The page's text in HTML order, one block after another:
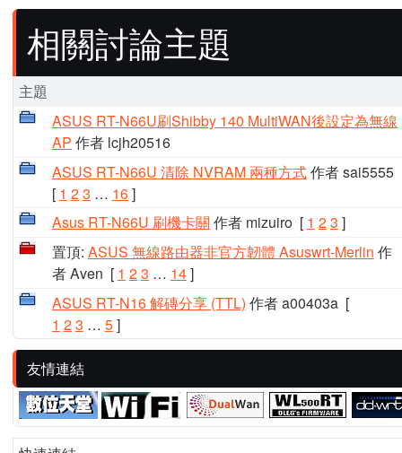
相關討論主題
主題
ASUS RT-N66U刷Shibby 140 MultiWAN後設定為無線
AP 作者 lcjh20516
ASUS RT-N66U 清除 NVRAM 兩種方式作者 sai5555
[ 1 23 … 16]
Asus RT-N66U 刷機卡關 作者 mizuiro[ 1 23 ]
置頂: ASUS 無線路由器非官方韌體 Asuswrt-Merlin 作
者 Aven [ 1 23 … 14]
ASUS RT-N16 解磚分享 (TTL) 作者 a00403a[
1 23 … 5]
友情連結